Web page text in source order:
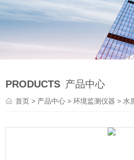
PRODUCTS 产品中心
首页> 产品中心 >环境监测仪器 >水